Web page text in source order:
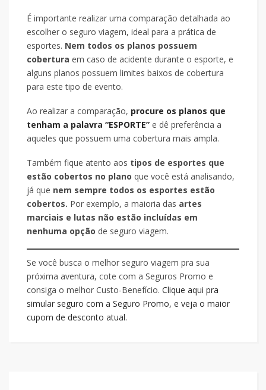
É importante realizar uma comparação detalhada ao
escolher o seguro viagem, ideal para a prática de
esportes. Nem todos os planos possuem
cobertura em caso de acidente durante o esporte, e
alguns planos possuem limites baixos de cobertura
para este tipo de evento.
Ao realizar a comparação, procure os planos que
tenham a palavra “ESPORTE” e dê preferência a
aqueles que possuem uma cobertura mais ampla.
Também fique atento aos tipos de esportes que
estão cobertos no plano que você está analisando,
já que nem sempre todos os esportes estão
cobertos. Por exemplo, a maioria das artes
marciais e lutas não estão incluídas em
nenhuma opção de seguro viagem.
Se você busca o melhor seguro viagem pra sua
próxima aventura, cote com a Seguros Promo e
consiga o melhor Custo-Benefício. Clique aqui pra
simular seguro com a Seguro Promo, e veja o maior
cupom de desconto atual.